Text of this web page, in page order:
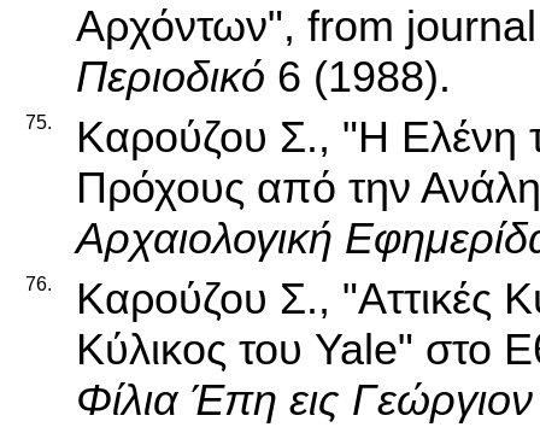
Αρχόντων", from
Περιοδικό 6 (1988).
75.
Καρούζου Σ., "Η Ελένη
Πρόχους από την
Αρχαιολογική
76.
Καρούζου Σ., "Αττικές
Κύλικος του Yale" στο
Φίλια Έπη εις